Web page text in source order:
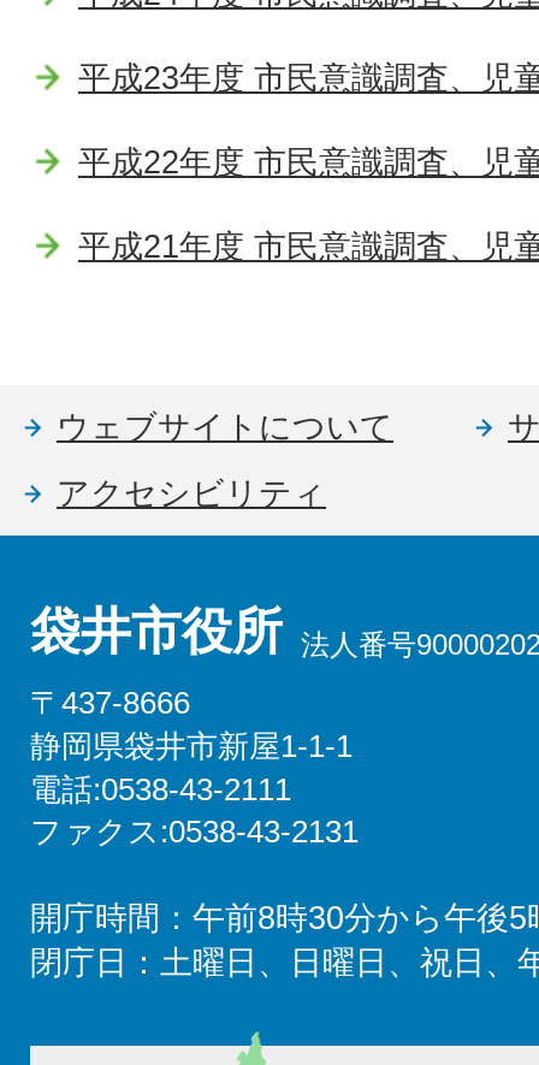
平成23年度 市民意識調査、児
平成22年度 市民意識調査、児
平成21年度 市民意識調査、児
ウェブサイトについて
アクセシビリティ
袋井市役所 法人番号
〒437-8666
静岡県袋井市新屋1-1-1
電話:0538-43-2111
ファクス:0538-43-2131
開庁時間：午前8時30分から午後5
閉庁日：土曜日、日曜日、祝日、